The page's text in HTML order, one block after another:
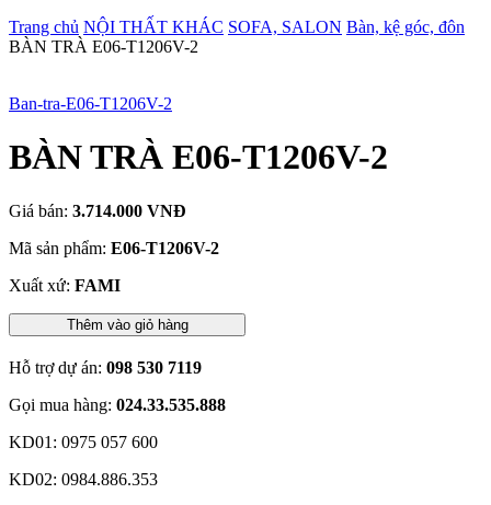
Trang chủ NỘI THẤT KHÁC SOFA, SALON Bàn, kệ góc, đôn
BÀN TRÀ E06-T1206V-2
Ban-tra-E06-T1206V-2
BÀN TRÀ E06-T1206V-2
Giá bán: 3.714.000 VNĐ
Mã sản phẩm: E06-T1206V-2
Xuất xứ: FAMI
Thêm vào giỏ hàng
Hỗ trợ dự án: 098 530 7119
Gọi mua hàng: 024.33.535.888
KD01: 0975 057 600
KD02: 0984.886.353